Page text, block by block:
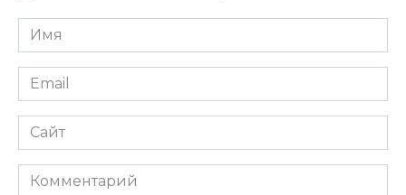
Имя
*
Email
*
Сайт
Комментарий